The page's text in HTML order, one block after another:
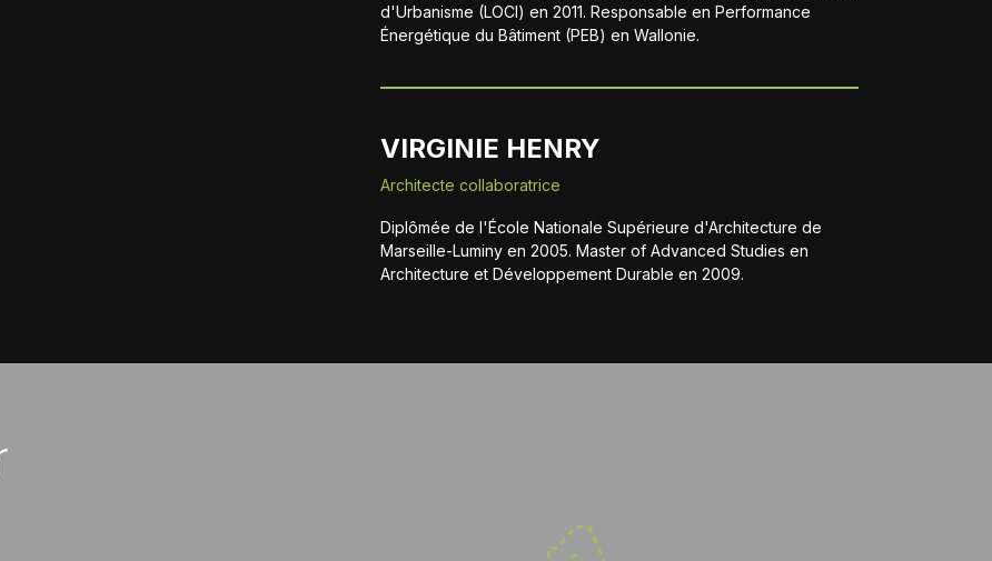
d'Urbanisme (LOCI) en 2011. Responsable en Performance
Énergétique du Bâtiment (PEB) en Wallonie.
VIRGINIE HENRY
Architecte collaboratrice
Diplômée de l'École Nationale Supérieure d'Architecture de
Marseille-Luminy en 2005. Master of Advanced Studies en
Architecture et Développement Durable en 2009.